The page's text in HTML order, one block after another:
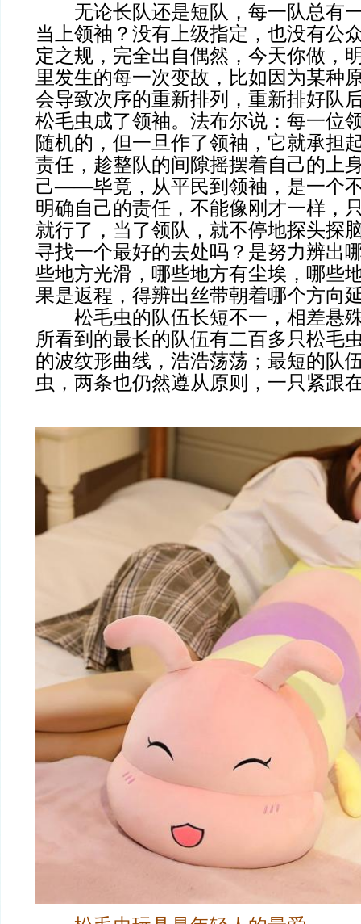
无论长队还是短队，每一队总有
当上领袖？没有上级指定，也没有公
定之规，完全出自偶然，今天你做，
里发生的每一次变故，比如因为某种
会导致次序的重新排列，重新排好队
松毛虫成了领袖。法布尔说：每一位
随机的，但一旦作了领袖，它就承担
责任，趁整队的间隙摇摆着自己的上
己——毕竟，从平民到领袖，是一个
明确自己的责任，不能像刚才一样，
就行了，当了领队，就不停地探头探
寻找一个最好的去处吗？是努力辨出
些地方光滑，哪些地方有尘埃，哪些
果是返程，得辨出丝带朝着哪个方向
松毛虫的队伍长短不一，相差悬
所看到的最长的队伍有二百多只松毛
的波纹形曲线，浩浩荡荡；最短的队
虫，两条也仍然遵从原则，一只紧跟